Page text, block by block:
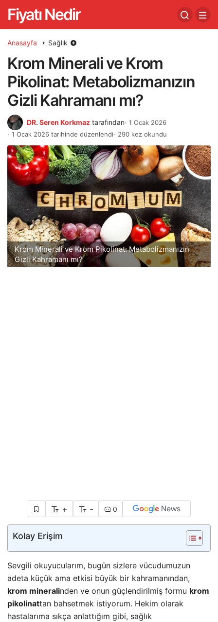
Fiyatı Nedir
Anasayfa Sağlık
Krom Minerali ve Krom
Pikolinat: Metabolizmanızın
Gizli Kahramanı mı?
DR. Seren Korkmaz tarafından 1 Ocak 2026
1 Ocak 2026 tarihinde düzenlendi
290 kez okundu
Krom Minerali ve Krom Pikolinat: Metabolizmanızın
Gizli Kahramanı mı?
+ - 0
Kolay Erişim
Sevgili okuyucularım, bugün sizlere vücudumuzun
adeta küçük ama etkisi büyük bir kahramanından,
krom mineralinden ve onun güçlendirilmiş formu krom
pikolinattan bahsetmek istiyorum. Hekim olarak
hastalarıma sıkça anlattığım gibi, sağlık